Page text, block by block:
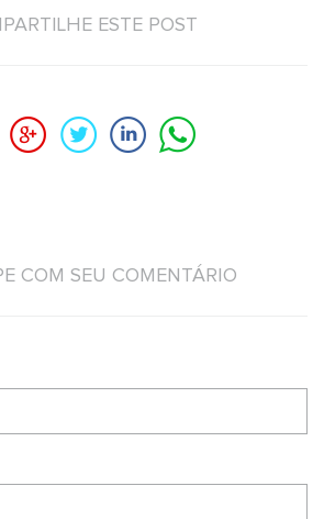
ESTE POST
COM SEU COMENTÁRIO